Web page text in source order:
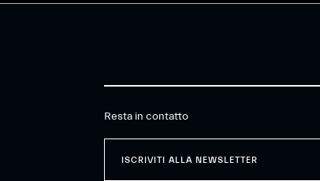
Resta in contatto
ISCRIVITI ALLA NEWSLETTER